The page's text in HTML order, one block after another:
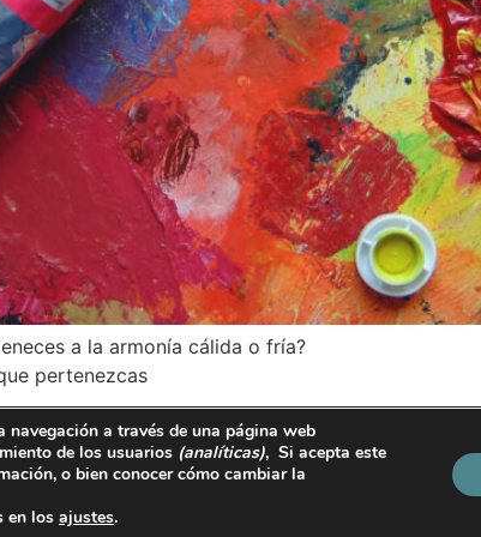
a la armonía cálida o fría?
pertenezcas
ralguacil@tevisto.com
a través de una página web
de los usuarios (analíticas), Si acepta este
o bien conocer cómo cambiar la
en los ajustes.